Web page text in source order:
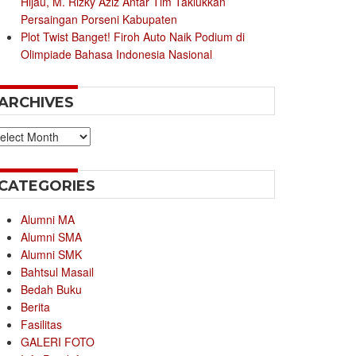
Persaingan Porseni Kabupaten
Plot Twist Banget! Firoh Auto Naik Podium di
Olimpiade Bahasa Indonesia Nasional
Alumni MA
Alumni SMA
Alumni SMK
Bahtsul Masail
Bedah Buku
Berita
Fasilitas
GALERI FOTO